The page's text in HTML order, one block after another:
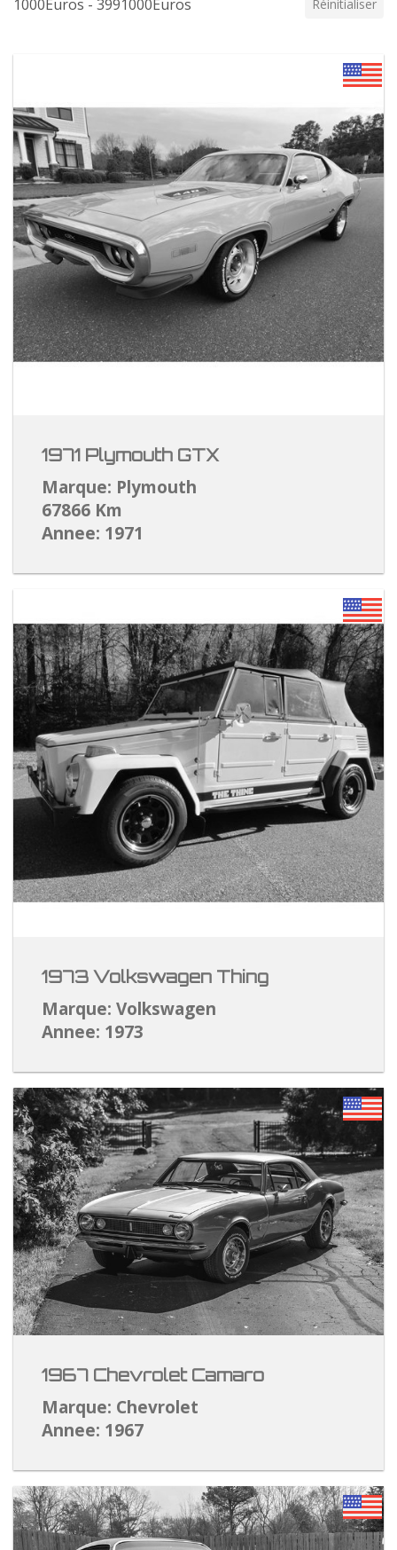
1000Euros - 3991000Euros Réinitialiser
1971 Plymouth GTX
Marque: Plymouth
67866 Km
Annee: 1971
1973 Volkswagen Thing
Marque: Volkswagen
Annee: 1973
1967 Chevrolet Camaro
Marque: Chevrolet
Annee: 1967